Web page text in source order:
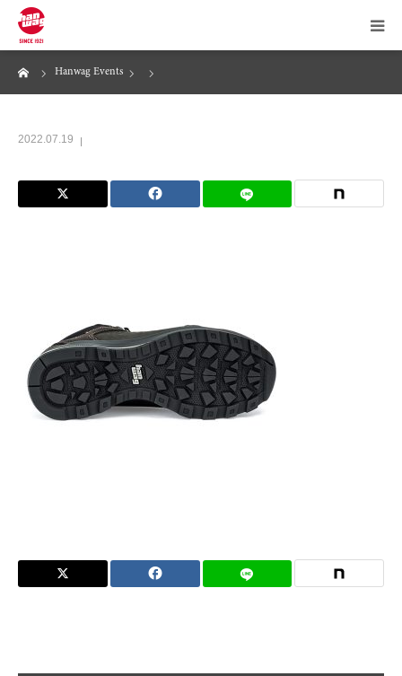
Hanwag Events
2022.07.19
News
About Hanwag
Products
Online Store